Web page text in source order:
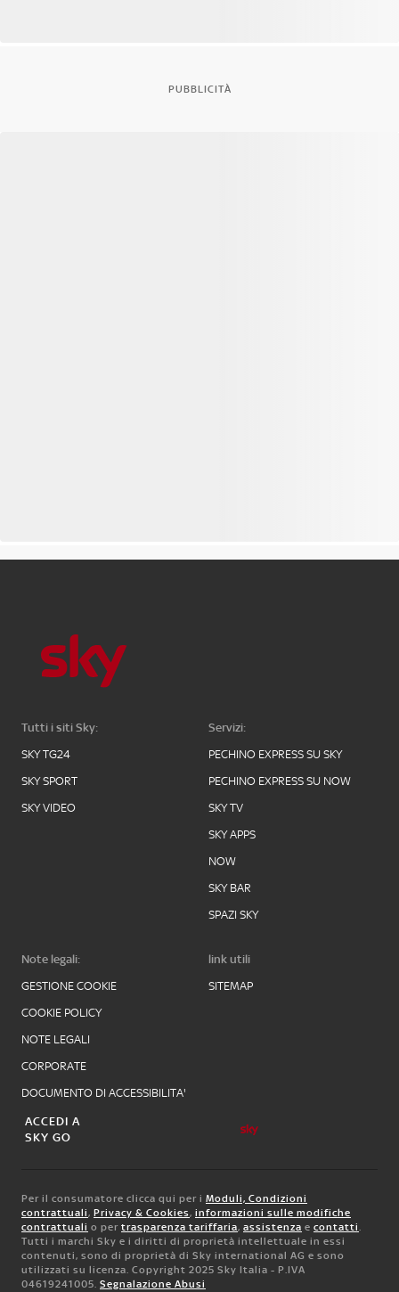
PUBBLICITÀ
Tutti i siti Sky:
SKY TG24
SKY SPORT
SKY VIDEO
Servizi:
PECHINO EXPRESS SU SKY
PECHINO EXPRESS SU NOW
SKY TV
SKY APPS
NOW
SKY BAR
SPAZI SKY
Note legali:
GESTIONE COOKIE
COOKIE POLICY
NOTE LEGALI
CORPORATE
DOCUMENTO DI ACCESSIBILITA'
link utili
SITEMAP
ACCEDI A
SKY GO
Per il consumatore clicca qui per i Moduli, Condizioni
contrattuali, Privacy & Cookies, informazioni sulle modifiche
contrattuali o per trasparenza tariffaria, assistenza e contatti.
Tutti i marchi Sky e i diritti di proprietà intellettuale in essi
contenuti, sono di proprietà di Sky international AG e sono
utilizzati su licenza. Copyright 2025 Sky Italia - P.IVA
04619241005. Segnalazione Abusi